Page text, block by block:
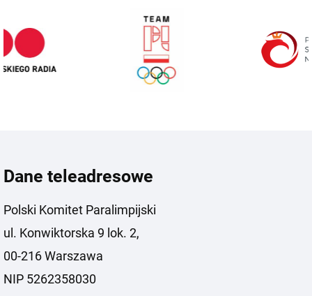
Dane teleadresowe
Polski Komitet Paralimpijski
ul. Konwiktorska 9 lok. 2,
00-216 Warszawa
NIP 5262358030